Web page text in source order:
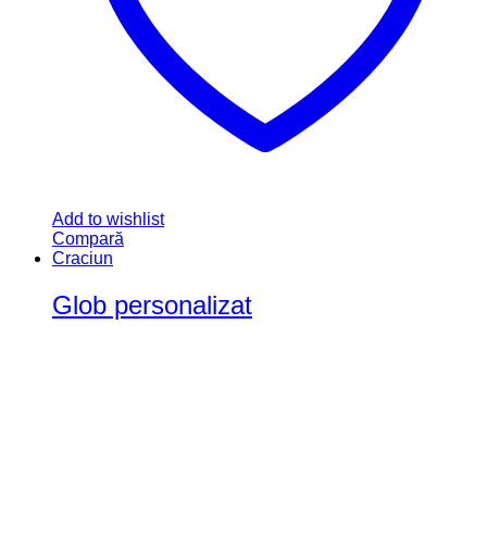
Add to wishlist
Compară
Craciun
Glob personalizat